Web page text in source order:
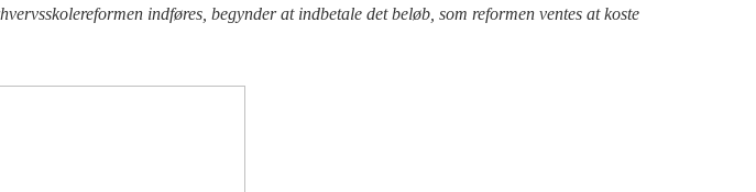
indføres, begynder at indbetale det beløb, som reformen ventes at koste